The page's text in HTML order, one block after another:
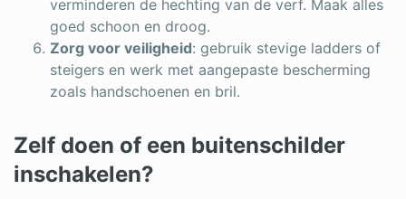
verminderen de hechting van de verf. Maak alles
goed schoon en droog.
Zorg voor veiligheid: gebruik stevige ladders of
steigers en werk met aangepaste bescherming
zoals handschoenen en bril.
Zelf doen of een buitenschilder
inschakelen?